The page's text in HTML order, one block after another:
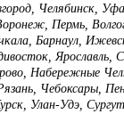
Челябинск,
Пермь,
Барнаул,
Ярославль,
Набережные
Чебоксары,
Улан-Удэ,